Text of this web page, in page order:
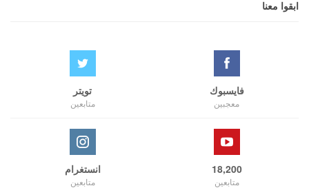
ابقوا معنا
فايسبوك
معجبين
تويتر
متابعين
18,200
متابعين
انستغرام
متابعين